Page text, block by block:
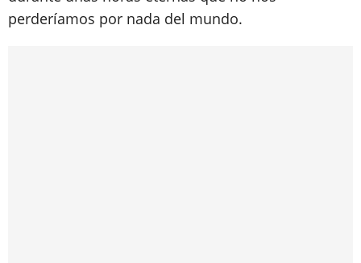
perderíamos por nada del mundo.